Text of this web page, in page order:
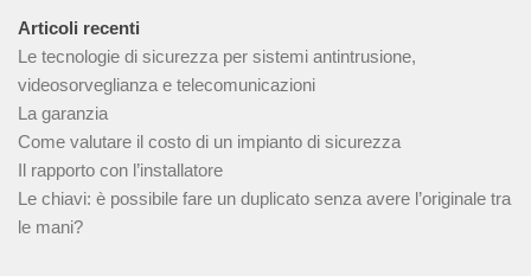
Articoli recenti
Le tecnologie di sicurezza per sistemi antintrusione,
videosorveglianza e telecomunicazioni
La garanzia
Come valutare il costo di un impianto di sicurezza
Il rapporto con l’installatore
Le chiavi: è possibile fare un duplicato senza avere l’originale tra
le mani?